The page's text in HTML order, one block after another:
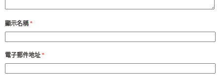
顯示名稱 *
電子郵件地址 *